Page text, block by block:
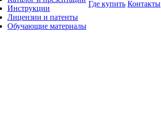
Инструкции
Лицензии и патенты
Обучающие материалы
Где купить Контакты